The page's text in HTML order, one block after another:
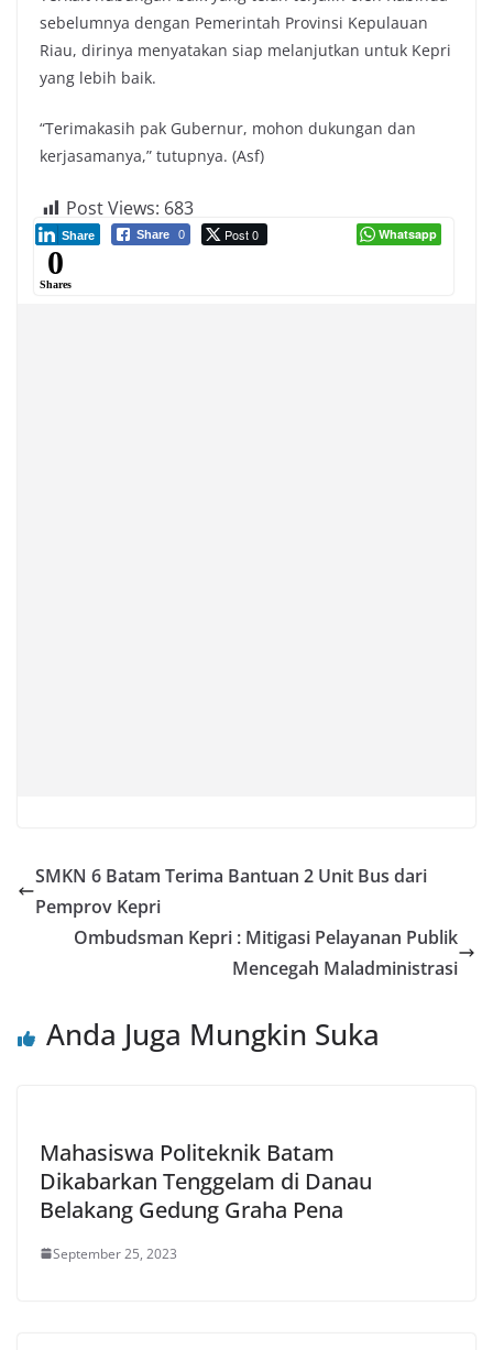
sebelumnya dengan Pemerintah Provinsi Kepulauan
Riau, dirinya menyatakan siap melanjutkan untuk Kepri
yang lebih baik.
“Terimakasih pak Gubernur, mohon dukungan dan
kerjasamanya,” tutupnya. (Asf)
Post Views: 683
Share 0 Post 0
Share Whatsapp
0
Shares
SMKN 6 Batam Terima Bantuan 2 Unit Bus dari
Pemprov Kepri
Ombudsman Kepri : Mitigasi Pelayanan Publik
Mencegah Maladministrasi
Anda Juga Mungkin Suka
Mahasiswa Politeknik Batam
Dikabarkan Tenggelam di Danau
Belakang Gedung Graha Pena
September 25, 2023